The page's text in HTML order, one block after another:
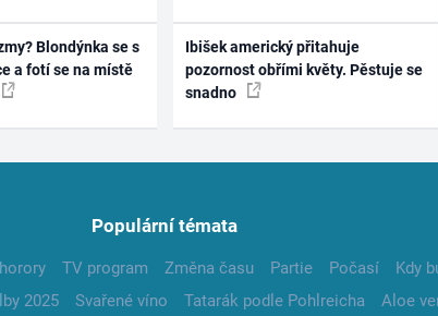
Blondýnka se s
a fotí se na místě
Ibišek americký přitahuje
pozornost obřími květy. Pěstuje se
snadno
Populární témata
TV program Změna času Partie Počasí Kdy
2025 Svařené víno Tatarák podle Pohlreicha Aloe